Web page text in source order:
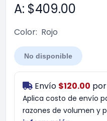
A: $409.00
Color: Rojo
No disponible
Envío $120.00 por
Aplica costo de envío
razones de volumen y